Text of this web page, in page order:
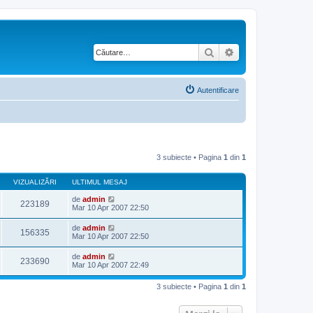
Căutare
Autentificare
3 subiecte • Pagina 1 din 1
VIZUALIZĂRI ULTIMUL MESAJ
223189 de admin
Mar 10 Apr 2007 22:50
156335 de admin
Mar 10 Apr 2007 22:50
233690 de admin
Mar 10 Apr 2007 22:49
3 subiecte • Pagina 1 din 1